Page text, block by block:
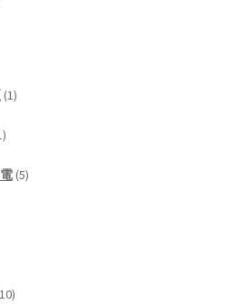
11
1
55
10